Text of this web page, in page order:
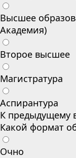
Высшее
Академия)
Второе высшее
Магистратура
Аспирантура
К предыдущему
Какой формат
Очно